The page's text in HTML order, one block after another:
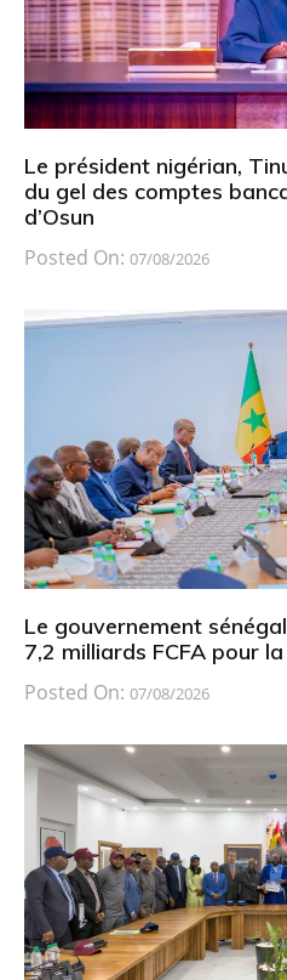
Le président nigérian,
du gel des comptes
d’Osun
Posted On: 07/08/2026
Le gouvernement
7,2 milliards FCFA pour
Posted On: 07/08/2026